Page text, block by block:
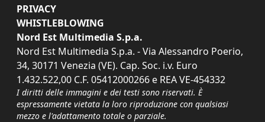
PRIVACY
WHISTLEBLOWING
Nord Est Multimedia S.p.a.
Nord Est Multimedia S.p.a. - Via Alessandro Poerio,
34, 30171 Venezia (VE). Cap. Soc. i.v. Euro
1.432.522,00 C.F. 05412000266 e REA VE-454332
I diritti delle immagini e dei testi sono riservati. È
espressamente vietata la loro riproduzione con qualsiasi
mezzo e l'adattamento totale o parziale.